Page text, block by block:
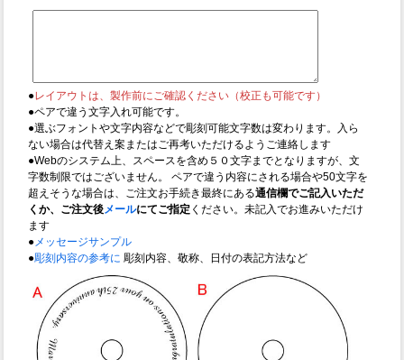
●レイアウトは、製作前にご確認ください（校正も可能です）
●ペアで違う文字入れ可能です。
●選ぶフォントや文字内容などで彫刻可能文字数は変わります。入ら
ない場合は代替え案またはご再考いただけるようご連絡します
●Webのシステム上、スペースを含め５０文字までとなりますが、文
字数制限ではございません。 ペアで違う内容にされる場合や50文字を
超えそうな場合は、ご注文お手続き最終にある通信欄でご記入いただ
くか、ご注文後メールにてご指定 ください。未記入でお進みいただけ
ます
●メッセージサンプル
●彫刻内容の参考に 彫刻内容、敬称、日付の表記方法など